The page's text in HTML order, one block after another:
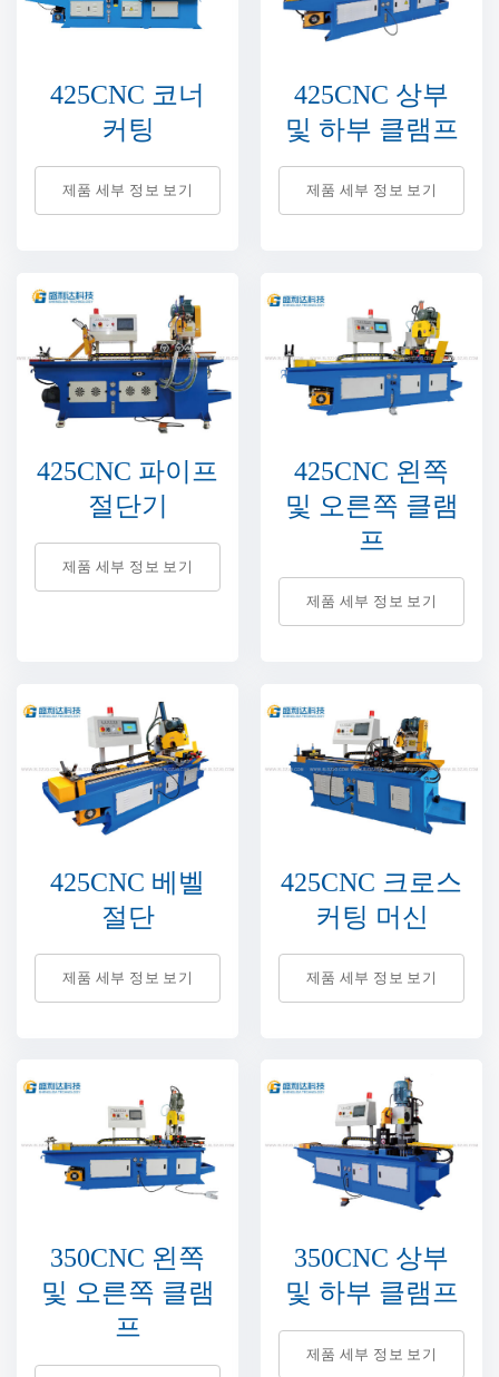
425CNC 코너
커팅
제품 세부 정보 보기
425CNC 상부
및 하부 클램프
제품 세부 정보 보기
425CNC 파이프
절단기
제품 세부 정보 보기
425CNC 왼쪽
및 오른쪽 클램
프
제품 세부 정보 보기
425CNC 베벨
절단
제품 세부 정보 보기
425CNC 크로스
커팅 머신
제품 세부 정보 보기
350CNC 왼쪽
및 오른쪽 클램
프
350CNC 상부
및 하부 클램프
제품 세부 정보 보기